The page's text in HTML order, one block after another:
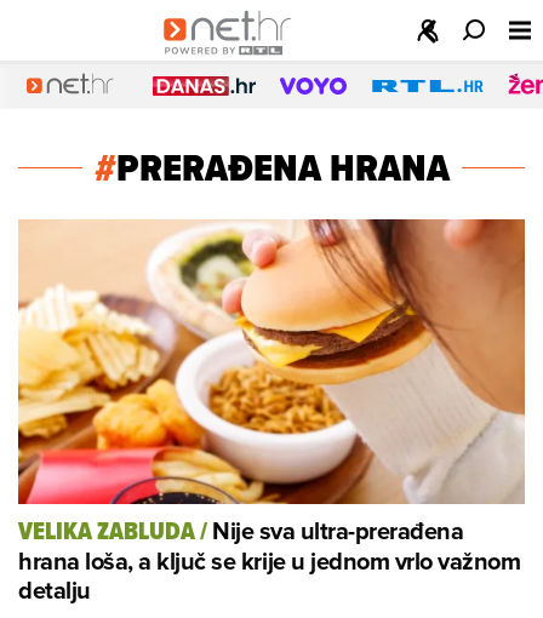
#PRERAĐENA HRANA
VELIKA ZABLUDA/Nije sva ultra-prerađena
hrana loša, a ključ se krije u jednom vrlo važnom
detalju